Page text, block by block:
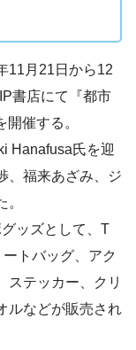
11月21日から12
書店にて『都市
催する。
Hanafusa氏を迎
、福来あざみ、ジ
ッズとして、T
トバッグ、アク
ステッカー、クリ
ルなどが販売され